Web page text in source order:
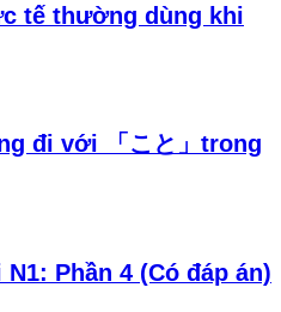
tế thường dùng khi
đi với 「こと」trong
Phần 4 (Có đáp án)